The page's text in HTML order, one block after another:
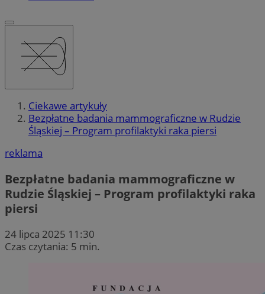
Ciekawe artykuły
Bezpłatne badania mammograficzne w Rudzie
Śląskiej – Program profilaktyki raka piersi
reklama
Bezpłatne badania mammograficzne w
Rudzie Śląskiej – Program profilaktyki raka
piersi
24 lipca 2025 11:30
Czas czytania: 5 min.